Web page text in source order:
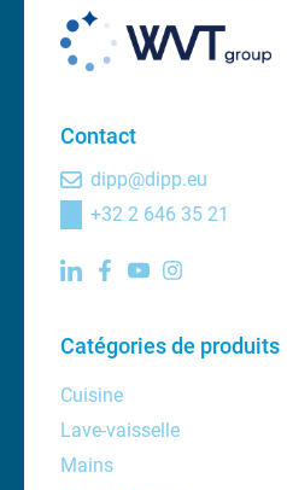
Contact
dipp@dipp.eu
+32 2 646 35 21
Catégories de produits
Cuisine
Lave-vaisselle
Mains